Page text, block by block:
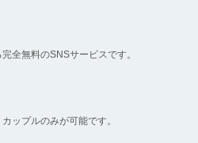
全無料のSNSサービスです。
ップルのみが可能です。